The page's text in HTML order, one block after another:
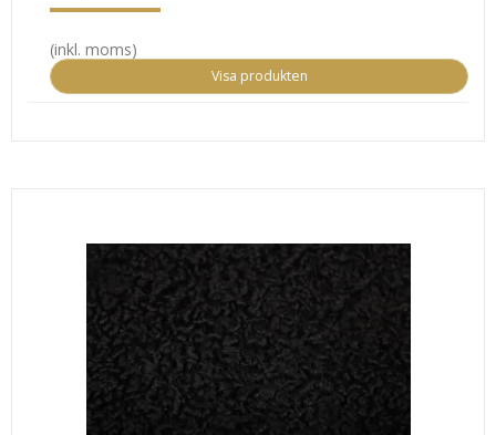
(inkl. moms)
Visa produkten